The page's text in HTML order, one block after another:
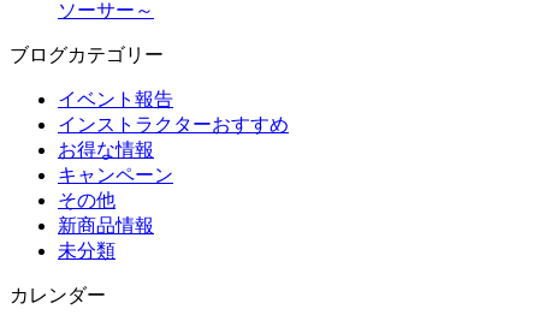
ソーサー～
ブログカテゴリー
イベント報告
インストラクターおすすめ
お得な情報
キャンペーン
その他
新商品情報
未分類
カレンダー